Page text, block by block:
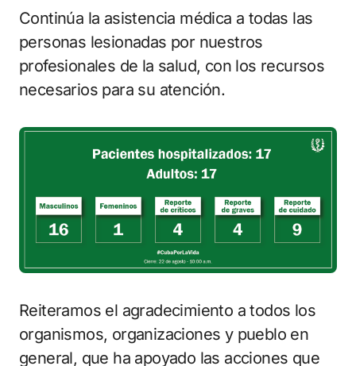
Continúa la asistencia médica a todas las
personas lesionadas por nuestros
profesionales de la salud, con los recursos
necesarios para su atención.
Reiteramos el agradecimiento a todos los
organismos, organizaciones y pueblo en
general, que ha apoyado las acciones que